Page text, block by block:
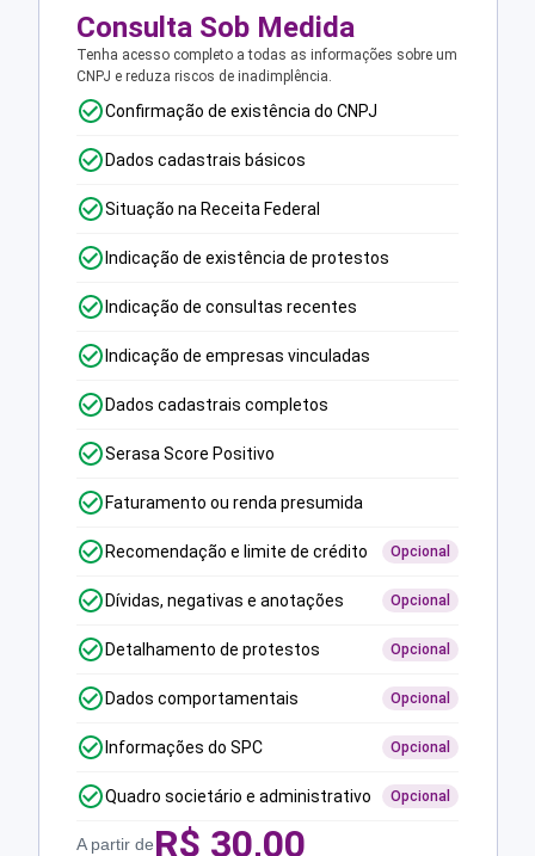
Consulta Sob Medida
Tenha acesso completo a todas as informações sobre um
CNPJ e reduza riscos de inadimplência.
Confirmação de existência do CNPJ
Dados cadastrais básicos
Situação na Receita Federal
Indicação de existência de protestos
Indicação de consultas recentes
Indicação de empresas vinculadas
Dados cadastrais completos
Serasa Score Positivo
Faturamento ou renda presumida
Recomendação e limite de crédito Opcional
Dívidas, negativas e anotações Opcional
Detalhamento de protestos Opcional
Dados comportamentais Opcional
Informações do SPC Opcional
Quadro societário e administrativo Opcional
A partir deR$ 30,00